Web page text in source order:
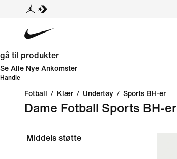
gå til produkter
Se Alle Nye Ankomster
Handle
Fotball / Klær / Undertøy / Sports BH-er
Dame Fotball Sports BH-er
Middels støtte